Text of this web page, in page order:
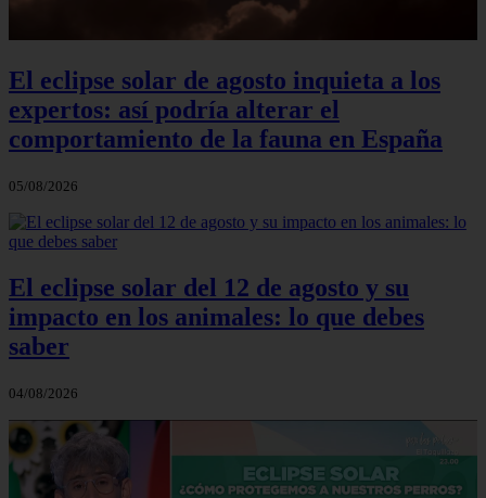
El eclipse solar de agosto inquieta a los
expertos: así podría alterar el
comportamiento de la fauna en España
05/08/2026
El eclipse solar del 12 de agosto y su
impacto en los animales: lo que debes
saber
04/08/2026